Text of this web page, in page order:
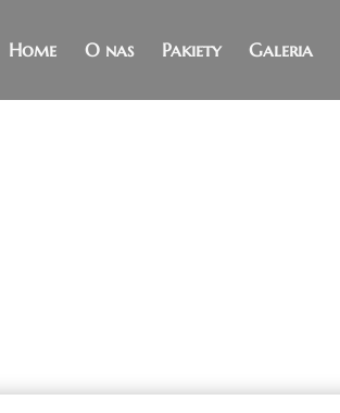
Home O nas Pakiety Galeria